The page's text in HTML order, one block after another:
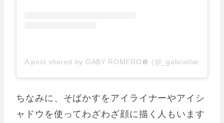
A post shared by GABY ROMERO🪩 (@_gabriellaromero)
ちなみに、そばかすをアイライナーやアイシ
ャドウを使ってわざわざ顔に描く人もいます